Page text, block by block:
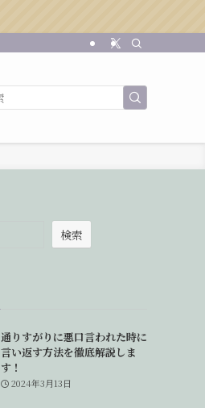
検索
通りすがりに悪口言われた時に
言い返す方法を徹底解説しま
す！
2024年3月13日